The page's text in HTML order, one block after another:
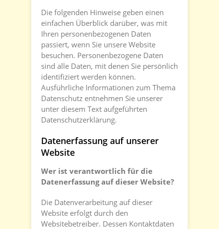
Die folgenden Hinweise geben einen
einfachen Überblick darüber, was mit
Ihren personenbezogenen Daten
passiert, wenn Sie unsere Website
besuchen. Personenbezogene Daten
sind alle Daten, mit denen Sie persönlich
identifiziert werden können.
Ausführliche Informationen zum Thema
Datenschutz entnehmen Sie unserer
unter diesem Text aufgeführten
Datenschutzerklärung.
Datenerfassung auf unserer
Website
Wer ist verantwortlich für die
Datenerfassung auf dieser Website?
Die Datenverarbeitung auf dieser
Website erfolgt durch den
Websitebetreiber. Dessen Kontaktdaten